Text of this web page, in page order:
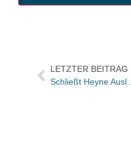
LETZTER BEITRAG
Schließt Heyne Auslieferung?